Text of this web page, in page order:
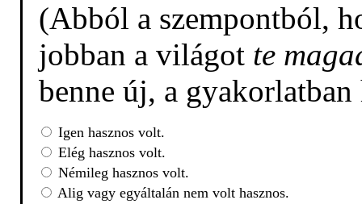
(Abból a szempontból,
jobban a világot te
benne új, a
Igen hasznos volt.
Elég hasznos volt.
Némileg hasznos volt.
Alig vagy egyáltalán nem volt hasznos.